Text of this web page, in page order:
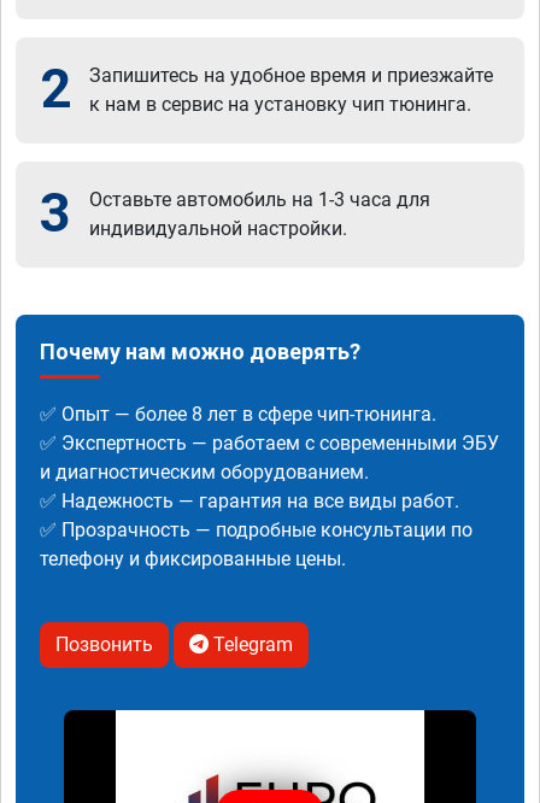
2
Запишитесь на удобное время и приезжайте
к нам в сервис на установку чип тюнинга.
3
Оставьте автомобиль на 1-3 часа для
индивидуальной настройки.
Почему нам можно доверять?
✅ Опыт — более 8 лет в сфере чип-тюнинга.
✅ Экспертность — работаем с современными ЭБУ
и диагностическим оборудованием.
✅ Надежность — гарантия на все виды работ.
✅ Прозрачность — подробные консультации по
телефону и фиксированные цены.
Позвонить Telegram